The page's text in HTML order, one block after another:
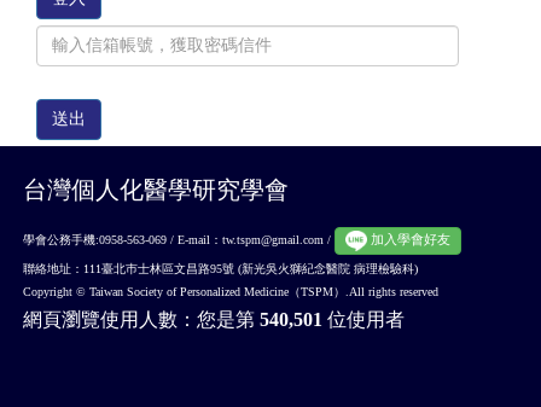
台灣個人化醫學研究學會
學會公務手機:0958-563-069 / E-mail：tw.tspm@gmail.com / 加入學會好友
聯絡地址：111臺北巿士林區文昌路95號 (新光吳火獅紀念醫院 病理檢驗科)
Copyright © Taiwan Society of Personalized Medicine（TSPM）.All rights reserved
網頁瀏覽使用人數：您是第540,501 位使用者